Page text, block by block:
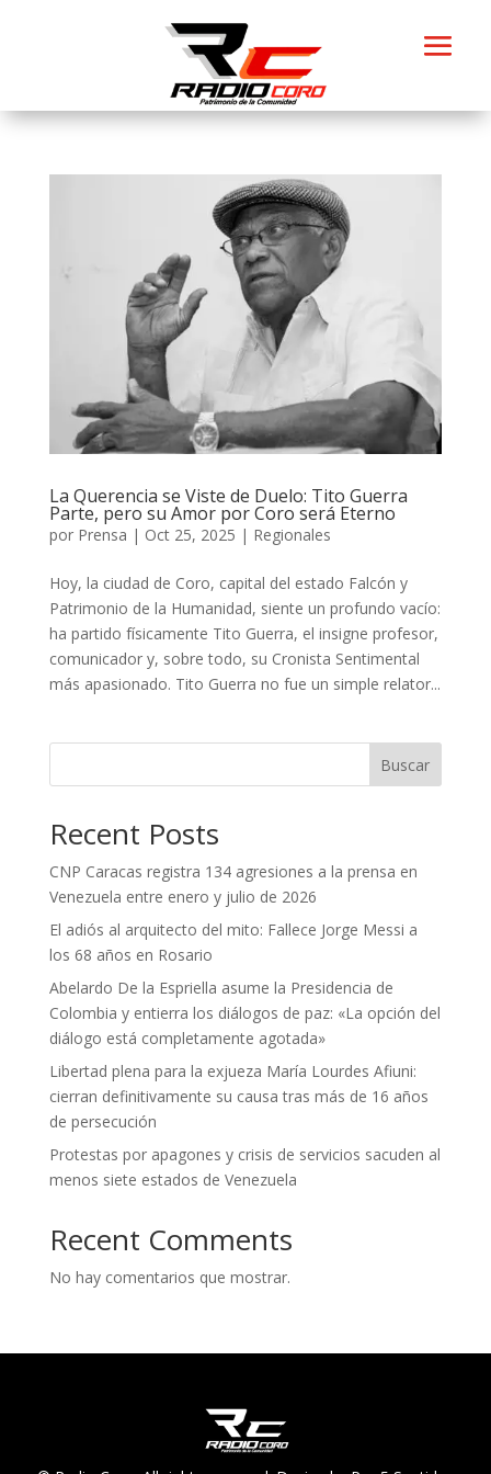
La Querencia se Viste de Duelo: Tito Guerra
Parte, pero su Amor por Coro será Eterno
por Prensa | Oct 25, 2025 | Regionales
Hoy, la ciudad de Coro, capital del estado Falcón y
Patrimonio de la Humanidad, siente un profundo vacío:
ha partido físicamente Tito Guerra, el insigne profesor,
comunicador y, sobre todo, su Cronista Sentimental
más apasionado. ​Tito Guerra no fue un simple relator...
Buscar
Recent Posts
CNP Caracas registra 134 agresiones a la prensa en
Venezuela entre enero y julio de 2026
El adiós al arquitecto del mito: Fallece Jorge Messi a
los 68 años en Rosario
Abelardo De la Espriella asume la Presidencia de
Colombia y entierra los diálogos de paz: «La opción del
diálogo está completamente agotada»
Libertad plena para la exjueza María Lourdes Afiuni:
cierran definitivamente su causa tras más de 16 años
de persecución
Protestas por apagones y crisis de servicios sacuden al
menos siete estados de Venezuela
Recent Comments
No hay comentarios que mostrar.